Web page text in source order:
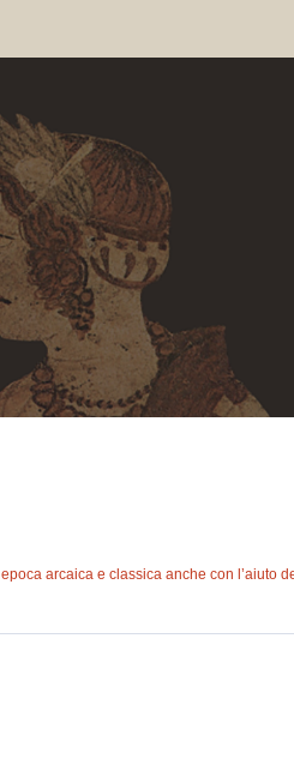
arcaica e classica anche con l’aiuto